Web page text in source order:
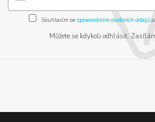
Souhlasím se zpracováním osobních údajů
Můžete se kdykoli odhlásit.